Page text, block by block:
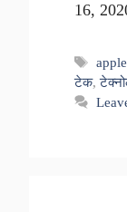
16,
Tags
apple
टेक,